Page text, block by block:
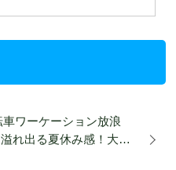
車ワーケーション放浪
溢れ出る夏休み感！大…